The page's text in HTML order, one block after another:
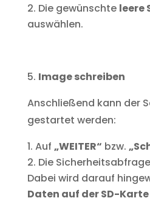
Die gewünschte leere
auswählen.
Image schreiben
Anschließend kann der
gestartet werden:
Auf „WEITER“ bzw.
Die
Dabei wird darauf
Daten auf der SD-